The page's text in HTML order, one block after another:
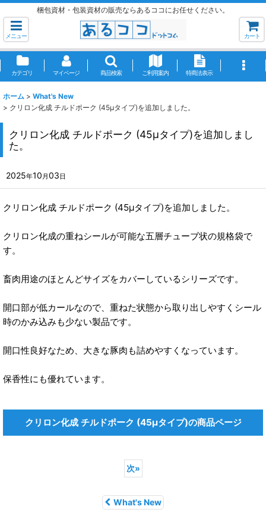
梱包資材・包装資材の販売ならあるココにお任せください。
メニュー カート
カテゴリ マイページ 商品検索 ご利用案内 特商法表示
ホーム > What's New
> クリロン化成 チルドポーク (45μタイプ)を追加しました。
クリロン化成 チルドポーク (45μタイプ)を追加しまし
た。
2025年10 月03日
クリロン化成 チルドポーク (45μタイプ)を追加しました。
クリロン化成の重ねシールが可能な五層チューブ状の規格袋で
す。
畜肉用途のほとんどサイズをカバーしているシリーズです。
開口部が低カールなので、重ねた状態から取り出しやすくシール
時のかみ込みも少ない製品です。
開口性良好なため、大きな豚肉も詰めやすくなっています。
保香性にも優れています。
クリロン化成 チルドポーク (45μタイプ)の商品ページ
次»
What's New